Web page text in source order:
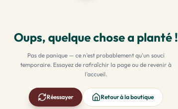
Oups, quelque chose a planté !
Pas de panique — ce n'est probablement qu'un souci
temporaire. Essayez de rafraîchir la page ou de revenir à
l'accueil.
Réessayer Retour à la boutique